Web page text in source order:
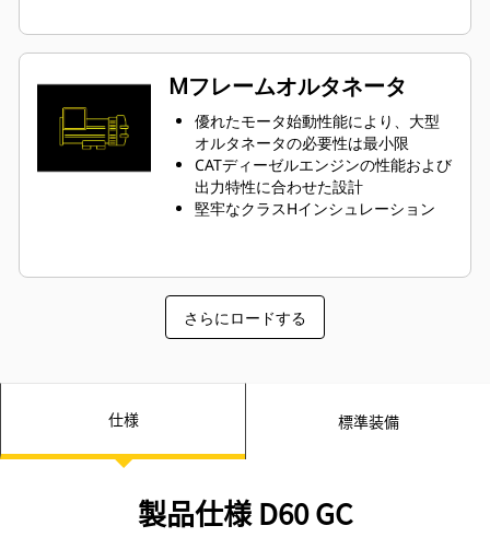
Mフレームオルタネータ
優れたモータ始動性能により、大型
オルタネータの必要性は最小限
CATディーゼルエンジンの性能および
出力特性に合わせた設計
堅牢なクラスHインシュレーション
さらにロードする
仕様 標準装備
製品仕様 D60 GC